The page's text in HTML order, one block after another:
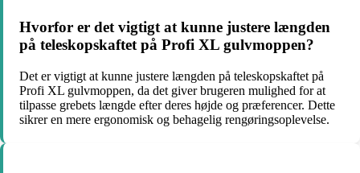
Hvorfor er det vigtigt at kunne justere længden
på teleskopskaftet på Profi XL gulvmoppen?
Det er vigtigt at kunne justere længden på teleskopskaftet på
Profi XL gulvmoppen, da det giver brugeren mulighed for at
tilpasse grebets længde efter deres højde og præferencer. Dette
sikrer en mere ergonomisk og behagelig rengøringsoplevelse.